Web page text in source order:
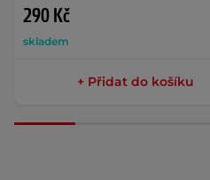
290 Kč
skladem
+ Přidat do košíku